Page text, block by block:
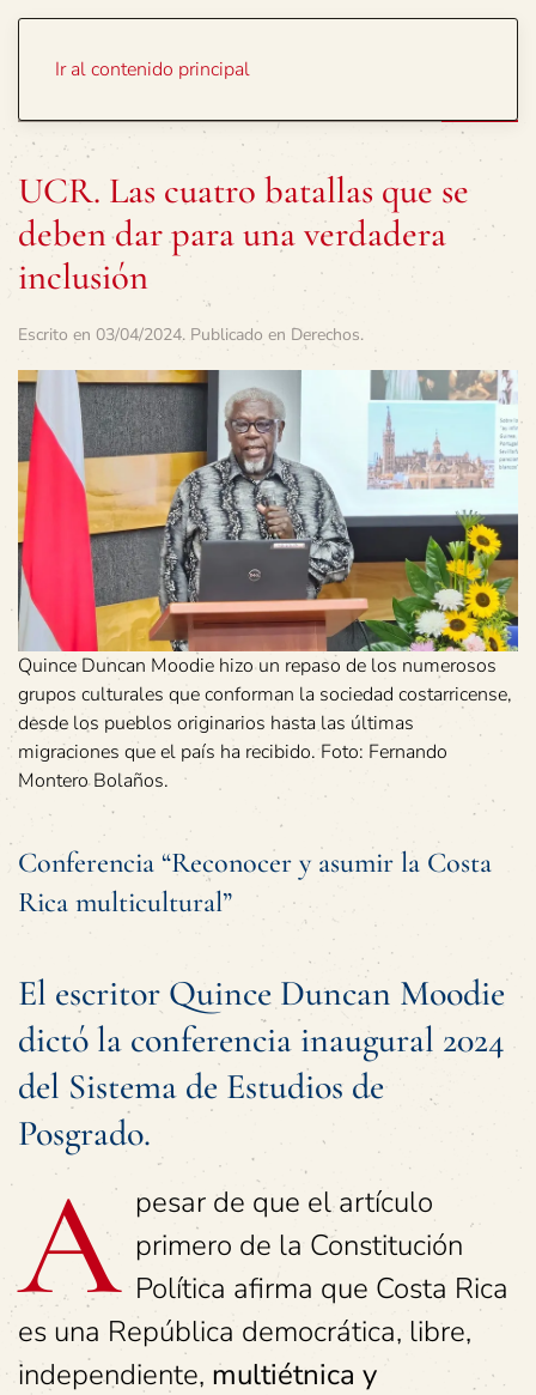
Ir al contenido principal
UCR. Las cuatro batallas que se
deben dar para una verdadera
inclusión
Escrito en 03/04/2024. Publicado en Derechos.
Quince Duncan Moodie hizo un repaso de los numerosos
grupos culturales que conforman la sociedad costarricense,
desde los pueblos originarios hasta las últimas
migraciones que el país ha recibido. Foto: Fernando
Montero Bolaños.
Conferencia “Reconocer y asumir la Costa
Rica multicultural”
El escritor Quince Duncan Moodie
dictó la conferencia inaugural 2024
del Sistema de Estudios de
Posgrado.
A pesar de que el artículo
primero de la Constitución
Política afirma que Costa Rica
es una República democrática, libre,
independiente, multiétnica y